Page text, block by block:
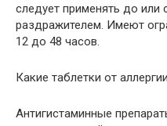
следует применять до или
раздражителем. Имеют
12 до 48 часов.
Какие таблетки от
Антигистаминные